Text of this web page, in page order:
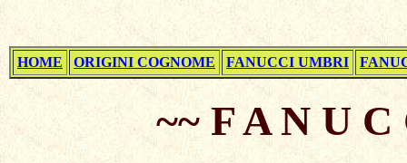
HOME ORIGINI COGNOME FANUCCI UMBRI
~~ F A N U